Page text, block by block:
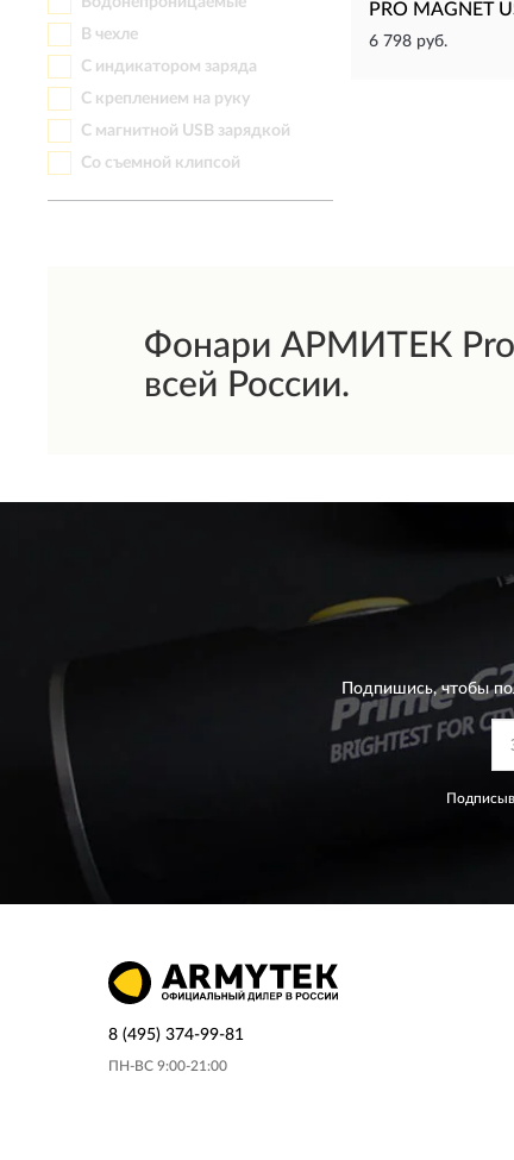
В чехле
С индикатором заряда
С креплением на руку
С магнитной USB зарядкой
Со съемной клипсой
PRO MAGNET
6 798 руб.
Фонари АРМИТЕК Pro
всей России.
Подпишись, чтобы
8 (495) 374-99-81
ПН-ВС 9:00-21:00